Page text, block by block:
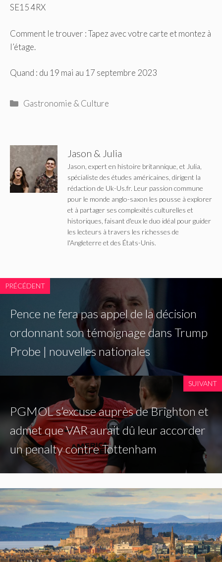
SE15 4RX
Comment le trouver : Tapez avec votre carte et montez à
l’étage.
Quand : du 19 mai au 17 septembre 2023
Catégories
Gastronomie & Culture
Jason & Julia
Jason, expert en histoire britannique, et Julia,
spécialiste des études américaines, dirigent la
rédaction de Uk-Us.fr. Leur passion commune
pour le monde anglo-saxon les pousse à explorer
et à partager ses complexités culturelles et
historiques, faisant d'eux le duo idéal pour guider
les lecteurs à travers les richesses de
l'Angleterre et des États-Unis.
PRÉCÉDENT
Pence ne fera pas appel de la décision
ordonnant son témoignage dans Trump
Probe | nouvelles nationales
SUIVANT
PGMOL s’excuse auprès de Brighton et
admet que VAR aurait dû leur accorder
un penalty contre Tottenham